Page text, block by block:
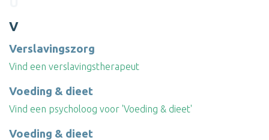
V
Verslavingszorg
Vind een verslavingstherapeut
Voeding & dieet
Vind een psycholoog voor 'Voeding & dieet'
Voeding & dieet